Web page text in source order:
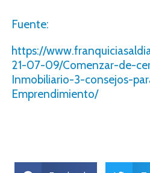
Fuente:
https://
21-07-09/Comenzar-de-
Inmobiliario-3-consejos-
Emprendimiento/